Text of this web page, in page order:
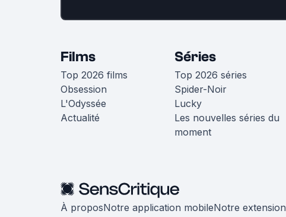
Films
Top 2026 films
Obsession
L'Odyssée
Actualité
Séries
Top 2026 séries
Spider-Noir
Lucky
Les nouvelles séries du
moment
À proposNotre application mobileNotre extension